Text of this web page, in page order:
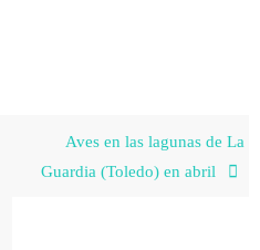
Aves en las lagunas de La
Guardia (Toledo) en abril